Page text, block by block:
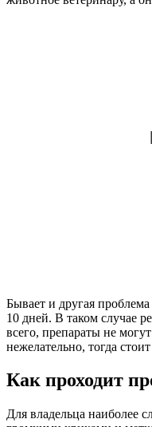
Бывает и другая
10 дней. В таком случае
всего, препараты не
нежелательно, тогда
Как проходит
Для владельца наиболее